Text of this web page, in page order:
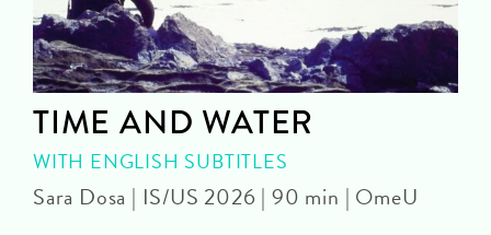
TIME AND WATER
WITH ENGLISH SUBTITLES
Sara Dosa | IS/US 2026 | 90 min | OmeU